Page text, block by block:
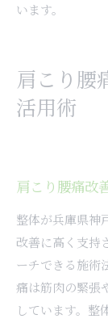
います。
肩こり腰
活用術
肩こり腰痛改
整体が兵庫県神
改善に高く支持
ーチできる施術
痛は筋肉の緊張
しています。整